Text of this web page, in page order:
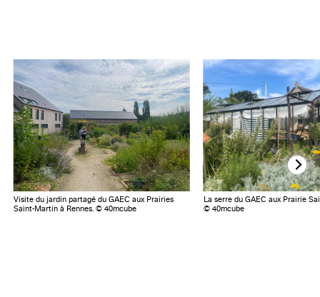
Visite du jardin partagé du GAEC aux Prairies
Saint-Martin à Rennes. © 40mcube
La serre du GAEC aux Prairie
© 40mcube